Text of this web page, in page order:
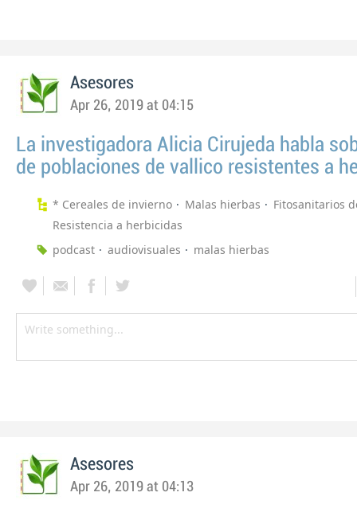
Asesores
Apr 26, 2019 at 04:15
La investigadora Alicia Cirujeda habla
de poblaciones de vallico resistentes a
* Cereales de invierno Malas hierbas
Fitosanitarios
Resistencia a herbicidas
podcast
audiovisuales malas hierbas
Asesores
Apr 26, 2019 at 04:13